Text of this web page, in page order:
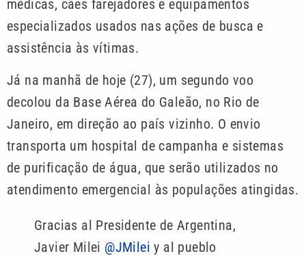
médicas, cães farejadores e equipamentos
especializados usados nas ações de busca e
assistência às vítimas.
Já na manhã de hoje (27), um segundo voo
decolou da Base Aérea do Galeão, no Rio de
Janeiro, em direção ao país vizinho. O envio
transporta um hospital de campanha e sistemas
de purificação de água, que serão utilizados no
atendimento emergencial às populações atingidas.
Gracias al Presidente de Argentina,
Javier Milei @JMilei y al pueblo